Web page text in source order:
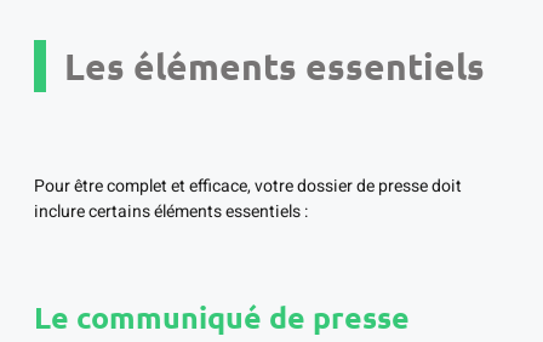
Les éléments essentiels
Pour être complet et efficace, votre dossier de presse doit
inclure certains éléments essentiels :
Le communiqué de presse